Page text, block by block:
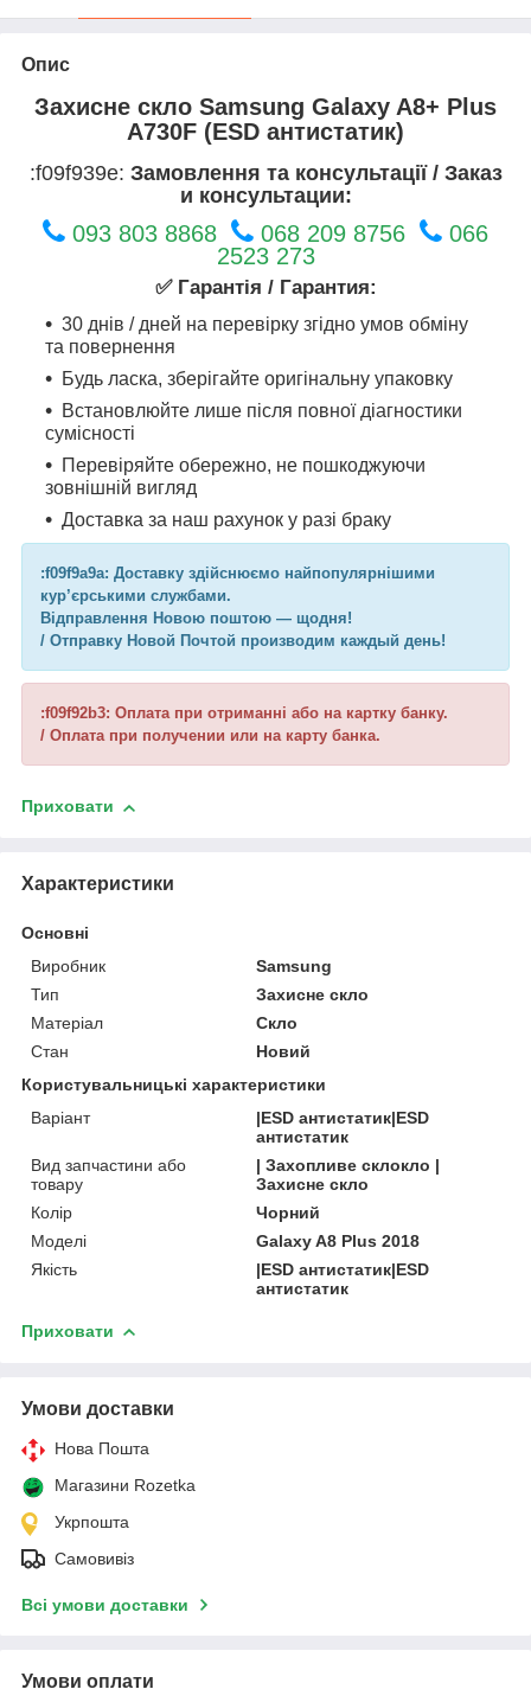
Опис
Захисне скло Samsung Galaxy A8+ Plus
A730F (ESD антистатик)
:f09f939e: Замовлення та консультації / Заказ
и консультации:
093 803 8868 068 209 8756
066
2523 273
✅ Гарантія / Гарантия:
30 днів / дней на перевірку згідно умов обміну
та повернення
Будь ласка, зберігайте оригінальну упаковку
Встановлюйте лише після повної діагностики
сумісності
Перевіряйте обережно, не пошкоджуючи
зовнішній вигляд
Доставка за наш рахунок у разі браку
:f09f9a9a: Доставку здійснюємо найпопулярнішими
кур’єрськими службами.
Відправлення Новою поштою — щодня!
/ Отправку Новой Почтой производим каждый день!
:f09f92b3: Оплата при отриманні або на картку банку.
/ Оплата при получении или на карту банка.
Приховати
Характеристики
Основні
Виробник
Samsung
Тип
Захисне скло
Матеріал
Скло
Стан
Новий
Користувальницькі характеристики
Варіант
|ESD антистатик|ESD
антистатик
Вид запчастини або
товару
| Захопливе склокло |
Захисне скло
Колір
Чорний
Моделі
Galaxy A8 Plus 2018
Якість
|ESD антистатик|ESD
антистатик
Приховати
Умови доставки
Нова Пошта
Магазини Rozetka
Укрпошта
Самовивіз
Всі умови доставки
Умови оплати